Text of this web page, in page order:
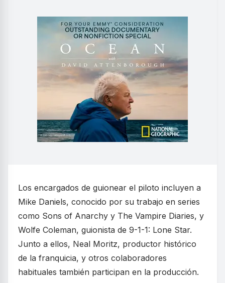
Los encargados de guionear el piloto incluyen a
Mike Daniels, conocido por su trabajo en series
como Sons of Anarchy y The Vampire Diaries, y
Wolfe Coleman, guionista de 9-1-1: Lone Star.
Junto a ellos, Neal Moritz, productor histórico
de la franquicia, y otros colaboradores
habituales también participan en la producción.